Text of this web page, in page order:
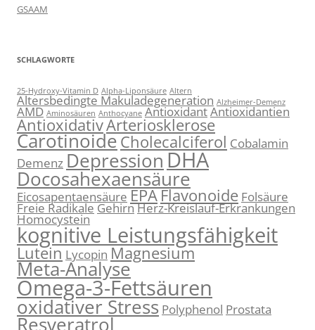
GSAAM
SCHLAGWORTE
25-Hydroxy-Vitamin D Alpha-Liponsäure Altern
Altersbedingte Makuladegeneration Alzheimer-Demenz
AMD Aminosäuren Anthocyane AntioxidantAntioxidantien
AntioxidativArteriosklerose
CarotinoideCholecalciferol Cobalamin
Demenz DepressionDHA
Docosahexaensäure
Eicosapentaensäure EPAFlavonoide Folsäure
Freie RadikaleGehirnHerz-Kreislauf-Erkrankungen
Homocystein
kognitive Leistungsfähigkeit
Lutein Lycopin Magnesium
Meta-Analyse
Omega-3-Fettsäuren
oxidativer Stress Polyphenol Prostata
Resveratrol